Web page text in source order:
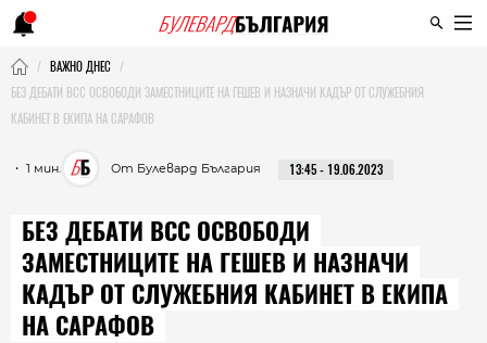
ВАЖНО ДНЕС
БЕЗ ДЕБАТИ ВСС ОСВОБОДИ ЗАМЕСТНИЦИТЕ НА ГЕШЕВ И НАЗНАЧИ КАДЪР ОТ СЛУЖЕБНИЯ
КАБИНЕТ В ЕКИПА НА САРАФОВ
・ 1 мин. От Булевард България 13:45 - 19.06.2023
БЕЗ ДЕБАТИ ВСС ОСВОБОДИ
ЗАМЕСТНИЦИТЕ НА ГЕШЕВ И НАЗНАЧИ
КАДЪР ОТ СЛУЖЕБНИЯ КАБИНЕТ В ЕКИПА
НА САРАФОВ